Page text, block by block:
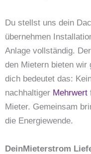
Du stellst uns dein
übernehmen
Anlage vollständig.
den Mietern bieten wir
dich bedeutet das:
nachhaltiger Mehrwert
Mieter. Gemeinsam
die Energiewende.
DeinMieterstrom